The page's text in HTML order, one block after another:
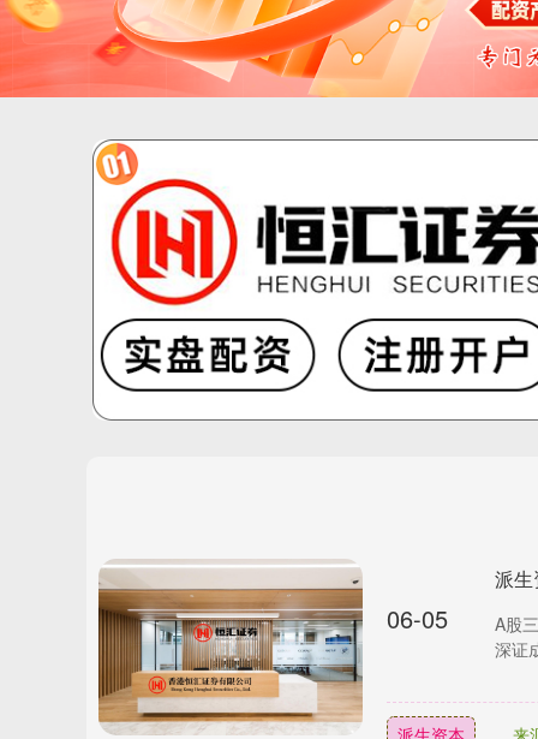
06-05
派
A股
深证